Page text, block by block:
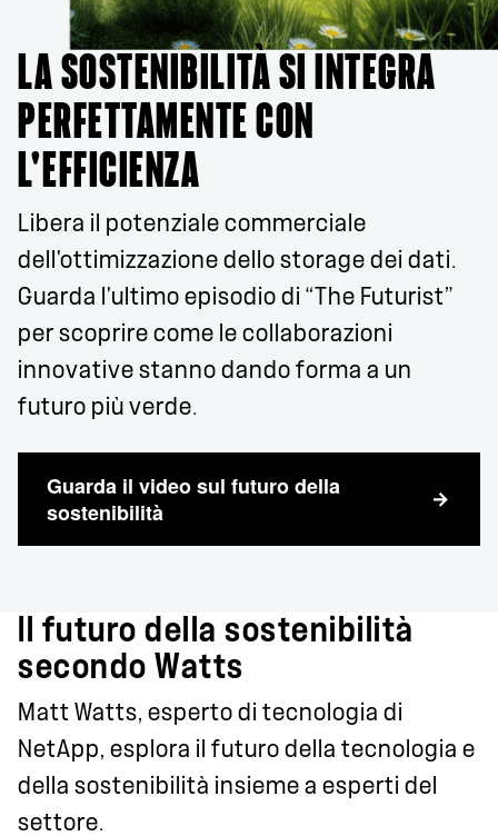
LA SOSTENIBILITÀ SI INTEGRA
PERFETTAMENTE CON
L'EFFICIENZA
Libera il potenziale commerciale
dell'ottimizzazione dello storage dei dati.
Guarda l'ultimo episodio di “The Futurist”
per scoprire come le collaborazioni
innovative stanno dando forma a un
futuro più verde.
Guarda il video sul futuro della
sostenibilità
Il futuro della sostenibilità
secondo Watts
Matt Watts, esperto di tecnologia di
NetApp, esplora il futuro della tecnologia e
della sostenibilità insieme a esperti del
settore.